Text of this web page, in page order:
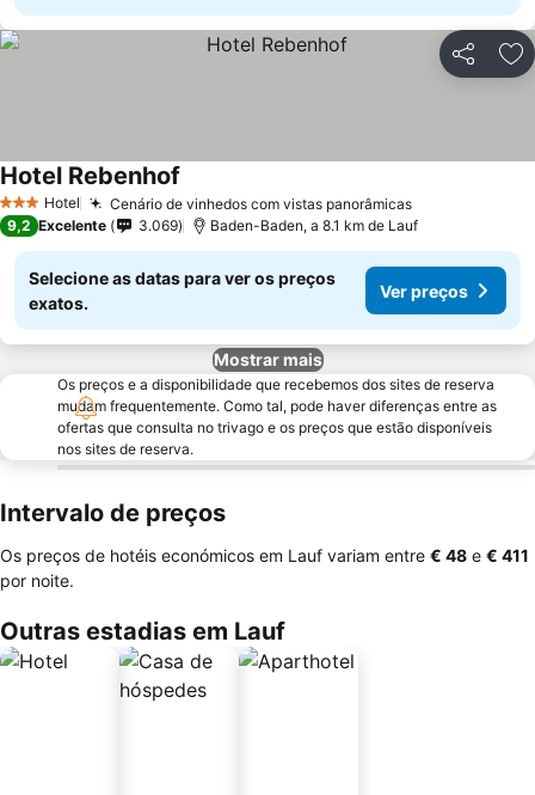
Partilhar
3 EstrelasHotel Cenário de vinhedos com vistas panorâmicas
Hotel Rebenhof
9,2 Excelente 3.069 Baden-Baden, a 8.1 km de Lauf
Selecione as datas para ver os preços
exatos.
Ver preços
Mostrar mais
Os preços e a disponibilidade que recebemos dos sites de reserva
mudam frequentemente. Como tal, pode haver diferenças entre as
ofertas que consulta no trivago e os preços que estão disponíveis
nos sites de reserva.
Intervalo de preços
Os preços de hotéis económicos em Lauf variam entre ‎€ 48 e ‎€ 411
por noite.
Outras estadias em Lauf